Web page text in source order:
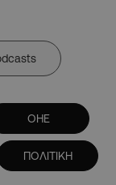
ΟΗΕ
ΠΟΛΙΤΙΚΗ